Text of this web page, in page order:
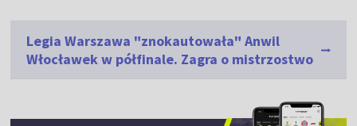
Legia Warszawa "znokautowała" Anwil
Włocławek w półfinale. Zagra o mistrzostwo